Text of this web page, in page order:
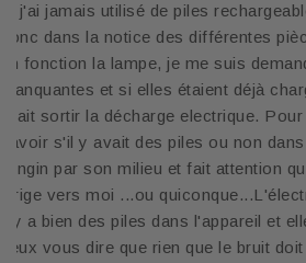
et j'ai jamais utilisé de piles
donc dans la notice des différentes
en fonction la lampe, je me suis
manquantes et si elles étaient déjà
allait sortir la décharge electrique.
savoir s'il y avait des piles ou non
l'engin par son milieu et fait attention
dirige vers moi ...ou
il y a bien des piles dans l'appareil et
peux vous dire que rien que le bruit